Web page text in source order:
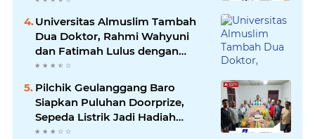
RSUD se-Aceh
Universitas Almuslim Tambah
Dua Doktor, Rahmi Wahyuni
dan Fatimah Lulus dengan
Predikat Pujian
Pilchik Geulanggang Baro
Siapkan Puluhan Doorprize,
Sepeda Listrik Jadi Hadiah
Utama